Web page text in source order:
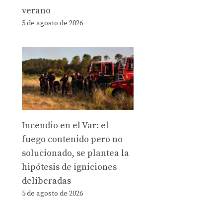
verano
5 de agosto de 2026
Incendio en el Var: el
fuego contenido pero no
solucionado, se plantea la
hipótesis de igniciones
deliberadas
5 de agosto de 2026